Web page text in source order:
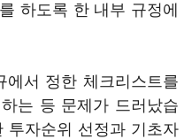
하도록 한 내부 규정에
서 정한 체크리스트를
는 등 문제가 드러났습
투자순위 선정과 기초자